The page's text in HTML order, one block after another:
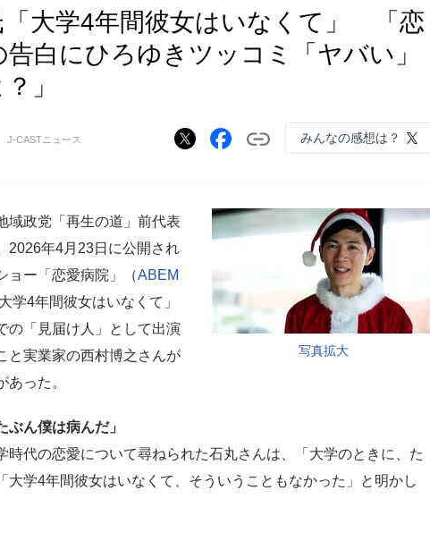
「大学4年間彼女はいなくて」 「恋
告白にひろゆきツッコミ「ヤバい」
」
J-CASTニュース みんなの感想は？
写真拡大
域政党「再生の道」前代表
2026年4月23日に公開され
ョー「恋愛病院」（ABEM
学4年間彼女はいなくて」
の「見届け人」として出演
と実業家の西村博之さんが
あった。
ぶん僕は病んだ」
時代の恋愛について尋ねられた石丸さんは、「大学のときに、た
大学4年間彼女はいなくて、そういうこともなかった」と明かし